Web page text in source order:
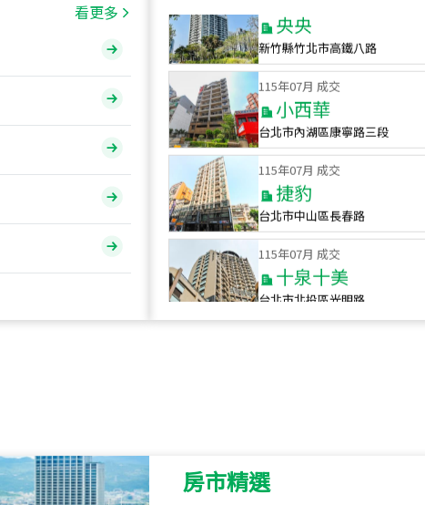
看更多
新竹縣竹北市高鐵八路
115年07月 成交
小西華
台北市內湖區康寧路三段
115年07月 成交
捷豹
台北市中山區長春路
115年07月 成交
十泉十美
台北市北投區光明路
115
房市精選